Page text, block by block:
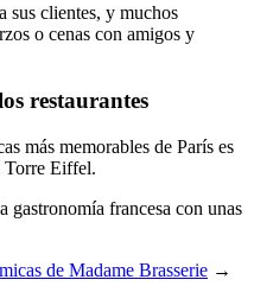
sus clientes, y muchos
o cenas con amigos y
restaurantes
más memorables de París es
Torre Eiffel.
gastronomía francesa con unas
de Madame Brasserie →